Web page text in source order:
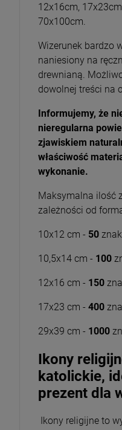
12x16cm,
70x100cm.
Wizerunek bardzo
naniesiony na
drewnianą.
dowolnej treści na
Informujemy, że
nieregularna
zjawiskiem
właściwość
wykonanie.
Maksymalna ilość
zależności od
10x12 cm - 50
10,5x14 cm - 100
12x16 cm - 150
17x23 cm - 400
29x39 cm - 1000
Ikony
katolickie,
prezent dla
Ikony religijne to